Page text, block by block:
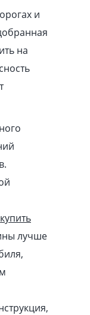
и
на
купить
лучше